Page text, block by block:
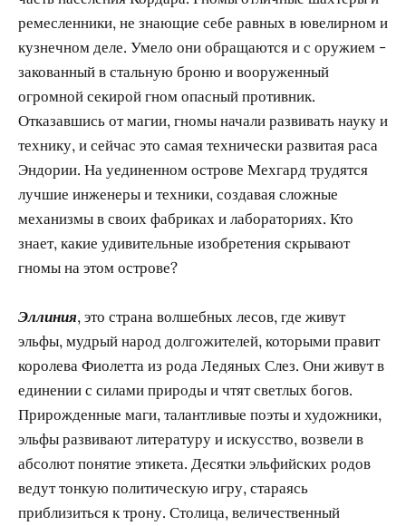
ремесленники, не знающие себе равных в ювелирном и
кузнечном деле. Умело они обращаются и с оружием -
закованный в стальную броню и вооруженный
огромной секирой гном опасный противник.
Отказавшись от магии, гномы начали развивать науку и
технику, и сейчас это самая технически развитая раса
Эндории. На уединенном острове Мехгард трудятся
лучшие инженеры и техники, создавая сложные
механизмы в своих фабриках и лабораториях. Кто
знает, какие удивительные изобретения скрывают
гномы на этом острове?
Эллиния, это страна волшебных лесов, где живут
эльфы, мудрый народ долгожителей, которыми правит
королева Фиолетта из рода Ледяных Слез. Они живут в
единении с силами природы и чтят светлых богов.
Прирожденные маги, талантливые поэты и художники,
эльфы развивают литературу и искусство, возвели в
абсолют понятие этикета. Десятки эльфийских родов
ведут тонкую политическую игру, стараясь
приблизиться к трону. Столица, величественный